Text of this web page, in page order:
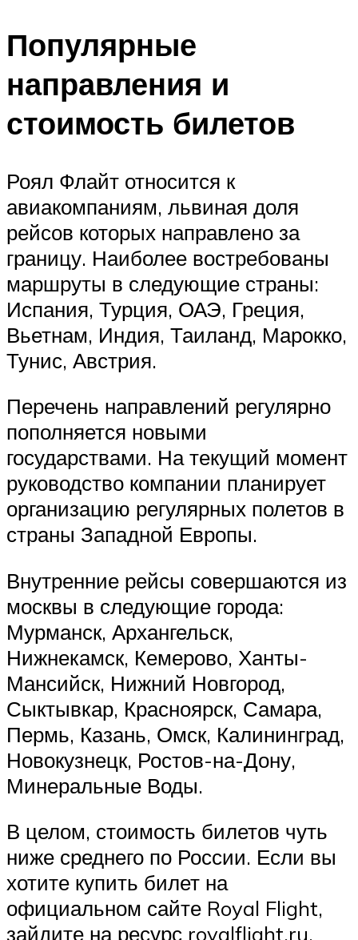
Популярные
направления и
стоимость билетов
Роял Флайт относится к
авиакомпаниям, львиная доля
рейсов которых направлено за
границу. Наиболее востребованы
маршруты в следующие страны:
Испания, Турция, ОАЭ, Греция,
Вьетнам, Индия, Таиланд, Марокко,
Тунис, Австрия.
Перечень направлений регулярно
пополняется новыми
государствами. На текущий момент
руководство компании планирует
организацию регулярных полетов в
страны Западной Европы.
Внутренние рейсы совершаются из
москвы в следующие города:
Мурманск, Архангельск,
Нижнекамск, Кемерово, Ханты-
Мансийск, Нижний Новгород,
Сыктывкар, Красноярск, Самара,
Пермь, Казань, Омск, Калининград,
Новокузнецк, Ростов-на-Дону,
Минеральные Воды.
В целом, стоимость билетов чуть
ниже среднего по России. Если вы
хотите купить билет на
официальном сайте Royal Flight,
зайдите на ресурс royalflight.ru.